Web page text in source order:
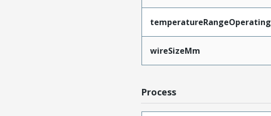
temperatureRangeOperating
wireSizeMm
Process